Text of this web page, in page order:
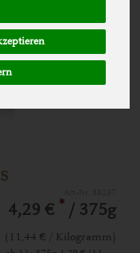
4,29 € * / 375g
(11,44 € / Kilogramm)